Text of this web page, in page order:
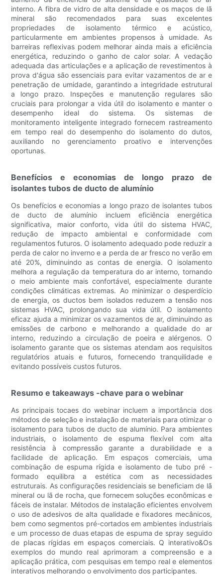
interno. A fibra de vidro de alta densidade e os maços de lã
mineral são recomendados para suas excelentes
propriedades de isolamento térmico e acústico,
particularmente em ambientes propensos à umidade. As
barreiras reflexivas podem melhorar ainda mais a eficiência
energética, reduzindo o ganho de calor solar. A vedação
adequada das articulações e a aplicação de revestimentos à
prova d'água são essenciais para evitar vazamentos de ar e
penetração de umidade, garantindo a integridade estrutural
a longo prazo. Inspeções e manutenção regulares são
cruciais para prolongar a vida útil do isolamento e manter o
desempenho ideal do sistema. Os sistemas de
monitoramento inteligente integrado fornecem rastreamento
em tempo real do desempenho do isolamento do dutos,
auxiliando no gerenciamento proativo e intervenções
oportunas.
Benefícios e economias de longo prazo de
isolantes tubos de ducto de alumínio
Os benefícios e economias a longo prazo de isolantes tubos
de ducto de alumínio incluem eficiência energética
significativa, maior conforto, vida útil do sistema HVAC,
redução de impacto ambiental e conformidade com
regulamentos futuros. O isolamento adequado pode reduzir a
perda de calor no inverno e a perda de ar fresco no verão em
até 20%, diminuindo as contas de energia. O isolamento
melhora a regulação da temperatura do ar interno, tornando
o meio ambiente mais confortável, especialmente durante
condições climáticas extremas. Ao minimizar o desperdício
de energia, os ductos bem isolados reduzem a tensão nos
sistemas HVAC, prolongando sua vida útil. O isolamento
eficaz ajuda a minimizar os vazamentos de ar, diminuindo as
emissões de carbono e melhorando a qualidade do ar
interno, reduzindo a circulação de poeira e alérgenos. O
isolamento garante que os sistemas atendam aos requisitos
regulatórios atuais e futuros, fornecendo tranquilidade e
evitando possíveis custos futuros.
Resumo e takeaways -chave para o webinar
As principais tocaes do webinar incluem a importância dos
métodos de seleção e instalação de materiais para otimizar o
isolamento para tubos de ducto de alumínio. Para ambientes
industriais, o isolamento de espuma flexível com alta
resistência à compressão garante a durabilidade e a
facilidade de aplicação. Em espaços comerciais, uma
combinação de espuma rígida e isolamento de tubo pré -
formado equilibra a estética com as necessidades
estruturais. As configurações residenciais se beneficiam de lã
mineral ou lã de rocha, que fornecem soluções econômicas e
fáceis de instalar. Métodos de instalação eficientes envolvem
o uso de adesivos de alta qualidade e fixadores mecânicos,
bem como segmentos pré-cortados em ambientes industriais
e um processo de duas etapas de espuma de spray seguido
de placas rígidas em espaços comerciais. Q interativo&Os
exemplos do mundo real aprimoram a compreensão e a
aplicação prática, com pesquisas em tempo real e elementos
interativos melhorando o envolvimento dos participantes.